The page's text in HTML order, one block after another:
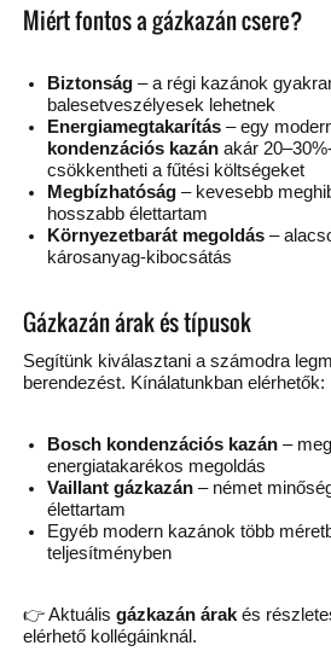
Miért fontos a gázkazán csere?
Biztonság– a régi kazánok
balesetveszélyesek lehetnek
Energiamegtakarítás– egy
kondenzációs kazánakár
csökkentheti a fűtési költségeket
Megbízhatóság– kevesebb
hosszabb élettartam
Környezetbarát megoldás–
károsanyag-kibocsátás
Gázkazán árak és típusok
Segítünk kiválasztani a számodra
berendezést. Kínálatunkban elérhetők:
Bosch kondenzációs kazán–
energiatakarékos megoldás
Vaillant gázkazán– német
élettartam
Egyéb modern kazánok több
teljesítményben
👉 Aktuális gázkazán árakés
elérhető kollégáinknál.